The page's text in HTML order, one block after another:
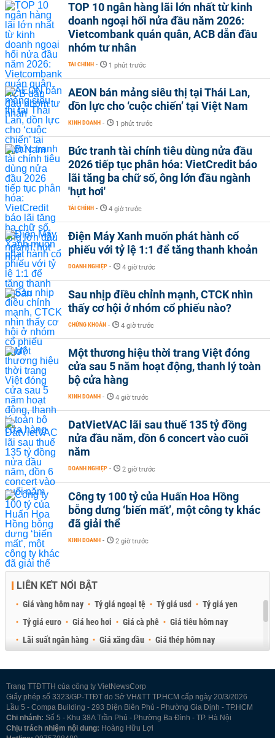
TOP 10 ngân hàng lãi lớn nhất từ kinh
doanh ngoại hối nửa đầu năm 2026:
Vietcombank quán quân, ACB dẫn đầu
nhóm tư nhân
TÀI CHÍNH - 1 phút trước
AEON bán mảng siêu thị tại Thái Lan,
dồn lực cho ‘cuộc chiến’ tại Việt Nam
KINH DOANH - 1 phút trước
Bức tranh tài chính tiêu dùng nửa đầu
2026 tiếp tục phân hóa: VietCredit báo
lãi tăng ba chữ số, ông lớn đầu ngành
'hụt hơi'
TÀI CHÍNH - 4 giờ trước
Điện Máy Xanh muốn phát hành cổ
phiếu với tỷ lệ 1:1 để tăng thanh khoản
DOANH NGHIỆP - 4 giờ trước
Sau nhịp điều chỉnh mạnh, CTCK nhìn
thấy cơ hội ở nhóm cổ phiếu nào?
CHỨNG KHOÁN - 4 giờ trước
Một thương hiệu thời trang Việt đóng
cửa sau 5 năm hoạt động, thanh lý toàn
bộ cửa hàng
KINH DOANH - 4 giờ trước
DatVietVAC lãi sau thuế 135 tỷ đồng
nửa đầu năm, dồn 6 concert vào cuối
năm
DOANH NGHIỆP - 2 giờ trước
Công ty 100 tỷ của Huấn Hoa Hồng
bỗng dưng ‘biến mất’, một công ty khác
đã giải thể
KINH DOANH - 2 giờ trước
LIÊN KẾT NỔI BẬT
Giá vàng hôm nay Tỷ giá ngoại tệ Tỷ giá usd
Tỷ giá yen
Tỷ giá euro
Giá heo hơi Giá cà phê
Giá tiêu hôm nay
Lãi suất ngân hàng
Giá xăng dầu
Giá thép hôm nay
Trang TTĐTTH của công ty VietNewsCorp
Giấy phép số 3323/GP-TTĐT do Sở VH&TT TP.HCM cấp ngày 20/3/2026
Lầu 5 - Compa Building - 293 Điện Biên Phủ - Phường Gia Định - TP.HCM
Chi nhánh: Số 5 - Khu 38A Trần Phú - Phường Ba Đình - TP. Hà Nội
Chịu trách nhiệm nội dung: Hoàng Hữu Lợi